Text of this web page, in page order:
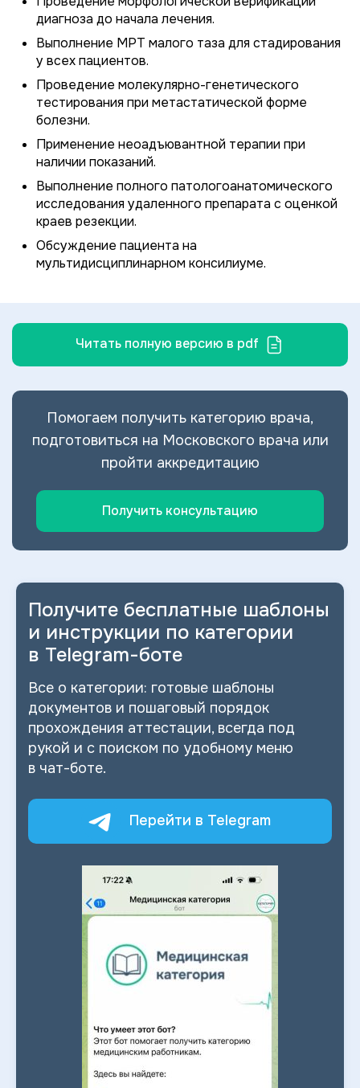
диагноза до начала лечения.
Выполнение МРТ малого таза для стадирования
у всех пациентов.
Проведение молекулярно-генетического
тестирования при метастатической форме
болезни.
Применение неоадъювантной терапии при
наличии показаний.
Выполнение полного патологоанатомического
исследования удаленного препарата с оценкой
краев резекции.
Обсуждение пациента на
мультидисциплинарном консилиуме.
Читать полную версию в pdf
Помогаем получить категорию врача,
подготовиться на Московского врача или
пройти аккредитацию
Получить консультацию
Получите бесплатные шаблоны
и инструкции по категории
в Telegram-боте
Все о категории: готовые шаблоны
документов и пошаговый порядок
прохождения аттестации, всегда под
рукой и с поиском по удобному меню
в чат-боте.
Перейти в Telegram